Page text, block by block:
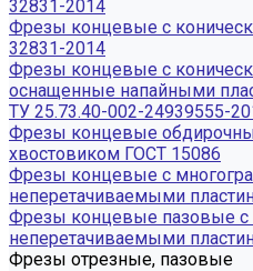
32831-2014
Фрезы концевые с
32831-2014
Фрезы концевые с
оснащенные напайными
ТУ 25.73.40-002-24939555-
Фрезы концевые
хвостовиком ГОСТ 15086
Фрезы концевые с
неперетачиваемыми
Фрезы концевые пазовые с
неперетачиваемыми
Фрезы отрезные, пазовые